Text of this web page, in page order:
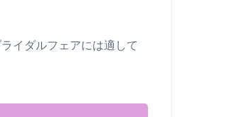
イダルフェアには適して